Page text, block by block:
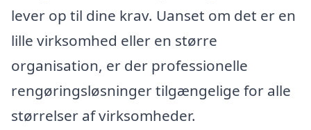
lever op til dine krav. Uanset om det er en
lille virksomhed eller en større
organisation, er der professionelle
rengøringsløsninger tilgængelige for alle
størrelser af virksomheder.